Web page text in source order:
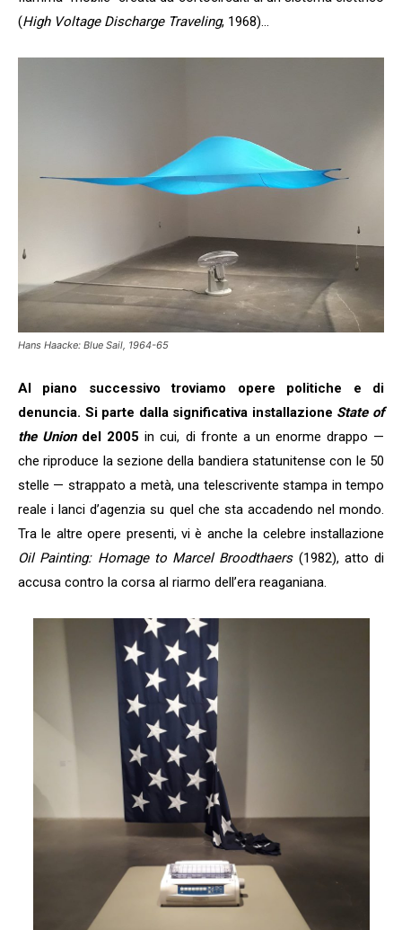
(High Voltage Discharge Traveling, 1968)…
Hans Haacke: Blue Sail, 1964-65
Al piano successivo troviamo opere politiche e di
denuncia. Si parte dalla significativa installazione State of
the Uniondel 2005 in cui, di fronte a un enorme drappo —
che riproduce la sezione della bandiera statunitense con le 50
stelle — strappato a metà, una telescrivente stampa in tempo
reale i lanci d’agenzia su quel che sta accadendo nel mondo.
Tra le altre opere presenti, vi è anche la celebre installazione
Oil Painting: Homage to Marcel Broodthaers(1982), atto di
accusa contro la corsa al riarmo dell’era reaganiana.